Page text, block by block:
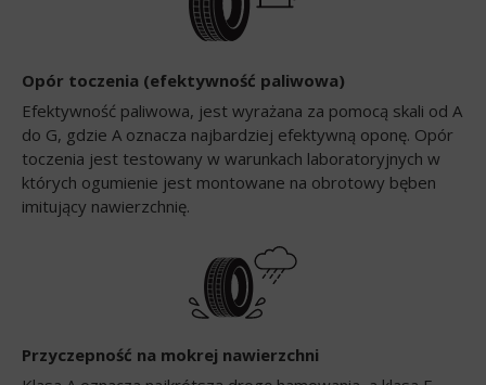
Opór toczenia (efektywność paliwowa)
Efektywność paliwowa, jest wyrażana za pomocą skali od A
do G, gdzie A oznacza najbardziej efektywną oponę. Opór
toczenia jest testowany w warunkach laboratoryjnych w
których ogumienie jest montowane na obrotowy bęben
imitujący nawierzchnię.
Przyczepność na mokrej nawierzchni